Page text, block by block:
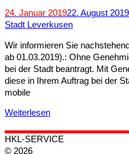
24. Januar 201922. August 2019
Stadt Leverkusen
Wir informieren Sie
ab 01.03.2019).: Ohne
bei der Stadt beantragt. Mit
diese in Ihrem Auftrag bei der
mobile
Weiterlesen
HKL-SERVICE
© 2026